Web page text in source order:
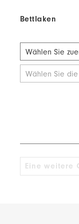
Bettlaken
Wählen Sie
Quiet
Frosty
Organic
Wählen Sie
Eine weitere